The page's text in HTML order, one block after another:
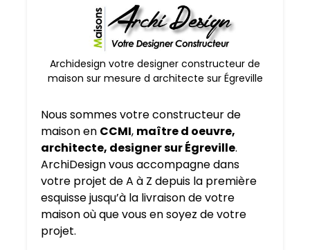
Archidesign votre designer constructeur de
maison sur mesure d architecte sur Égreville
Nous sommes votre constructeur de
maison en CCMI, maître d oeuvre,
architecte, designer sur Égreville.
ArchiDesign vous accompagne dans
votre projet de A à Z depuis la première
esquisse jusqu’à la livraison de votre
maison où que vous en soyez de votre
projet.